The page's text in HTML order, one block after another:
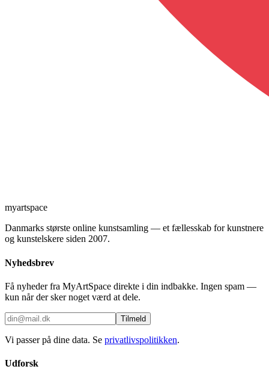
myartspace
Danmarks største online kunstsamling — et fællesskab for kunstnere
og kunstelskere siden 2007.
Nyhedsbrev
Få nyheder fra MyArtSpace direkte i din indbakke. Ingen spam —
kun når der sker noget værd at dele.
Tilmeld
Vi passer på dine data. Se privatlivspolitikken.
Udforsk